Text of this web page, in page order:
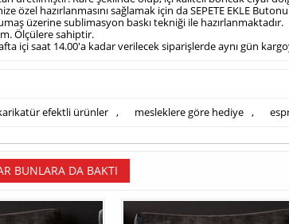
özel hazırlanmasını sağlamak için da SEPETE EKLE
üzerine sublimasyon baskı tekniği ile hazırlanmaktadır.
Ölçülere sahiptir.
içi saat 14.00'a kadar verilecek siparişlerde aynı gün
efektli ürünler , mesleklere göre hediye ,
BUNLARA DA BAKTI